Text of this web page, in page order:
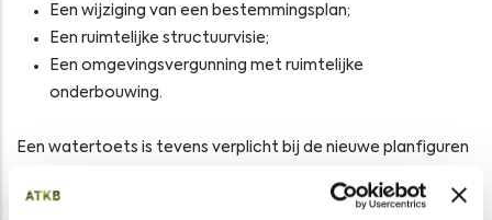
Een wijziging van een bestemmingsplan;
Een ruimtelijke structuurvisie;
Een omgevingsvergunning met ruimtelijke
onderbouwing.
Een watertoets is tevens verplicht bij de nieuwe planfiguren